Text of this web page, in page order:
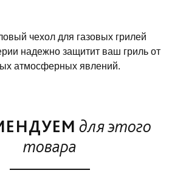
чехол для газовых грилей
надежно защитит ваш гриль от
атмосферных явлений.
для этого
товара